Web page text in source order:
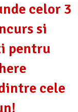
celor 3
si
pentru
cele